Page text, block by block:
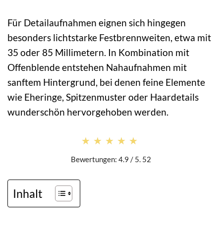
Für Detailaufnahmen eignen sich hingegen
besonders lichtstarke Festbrennweiten, etwa mit
35 oder 85 Millimetern. In Kombination mit
Offenblende entstehen Nahaufnahmen mit
sanftem Hintergrund, bei denen feine Elemente
wie Eheringe, Spitzenmuster oder Haardetails
wunderschön hervorgehoben werden.
★★★★★
★★★★★
Bewertungen: 4.9 / 5. 52
Inhalt